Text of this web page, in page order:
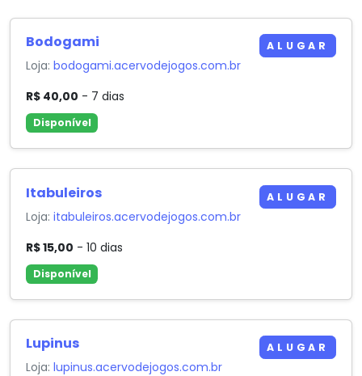
Bodogami
Loja:bodogami.acervodejogos.com.br
R$ 40,00 - 7 dias
Disponível
ALUGAR
Itabuleiros
Loja:itabuleiros.acervodejogos.com.br
R$ 15,00 - 10 dias
Disponível
ALUGAR
Lupinus
Loja:lupinus.acervodejogos.com.br
ALUGAR